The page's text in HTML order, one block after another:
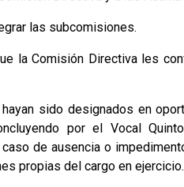
las subcomisiones.
la Comisión Directiva les
sido designados en
por el Vocal
de ausencia o
propias del cargo en